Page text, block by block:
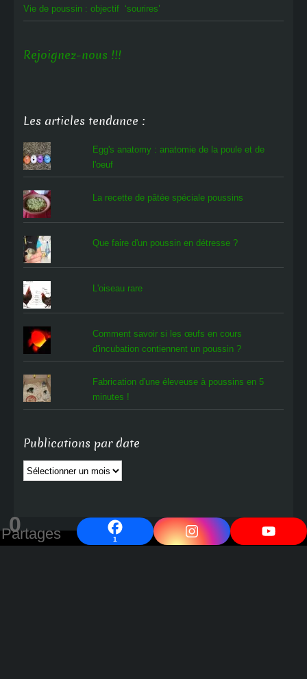
0
Partages 1
Vie de poussin : objectif ‘sourires’
Rejoignez-nous !!!
Les articles tendance :
Egg's anatomy : anatomie de la poule et de
l'oeuf
La recette de pâtée spéciale poussins
Que faire d'un poussin en détresse ?
L'oiseau rare
Comment savoir si les œufs en cours
d'incubation contiennent un poussin ?
Fabrication d'une éleveuse à poussins en 5
minutes !
Publications par date
Publications
par